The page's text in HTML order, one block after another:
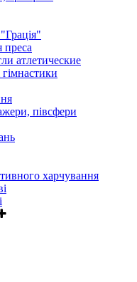
преса
атлетические
гімнастики
півсфери
харчування